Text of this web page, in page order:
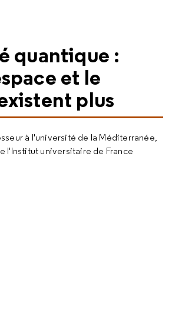
quantique :
et le
plus
à l'université de la Méditerranée,
l'Institut universitaire de France